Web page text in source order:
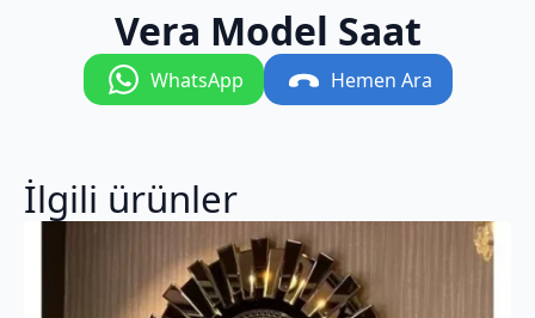
Vera Model Saat
WhatsApp Hemen Ara
İlgili ürünler